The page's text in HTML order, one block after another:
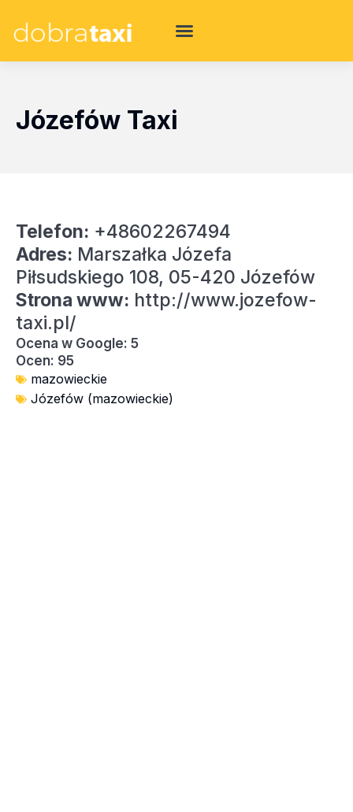
Józefów Taxi
Telefon: +48602267494
Adres: Marszałka Józefa
Piłsudskiego 108, 05-420 Józefów
Strona www: http://www.jozefow-
taxi.pl/
Ocena w Google: 5
Ocen: 95
mazowieckie
Józefów (mazowieckie)